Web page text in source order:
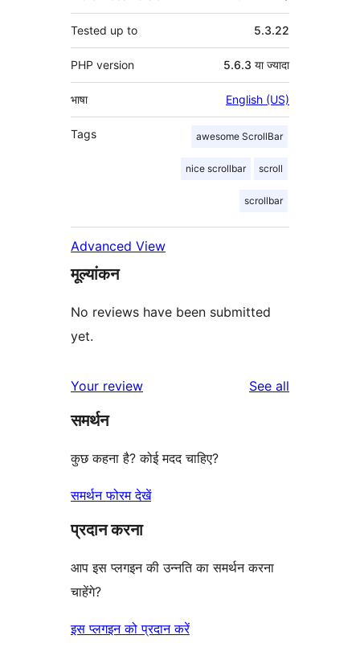
Tested up to 5.3.22
PHP version 5.6.3 या ज्यादा
भाषा English (US)
Tags awesome ScrollBar
nice scrollbar scroll
scrollbar
Advanced View
मूल्यांकन
No reviews have been submitted
yet.
Your review See all
समर्थन
कुछ कहना है? कोई मदद चाहिए?
समर्थन फोरम देखें
प्रदान करना
आप इस प्लगइन की उन्नति का समर्थन करना
चाहेंगे?
इस प्लगइन को प्रदान करें